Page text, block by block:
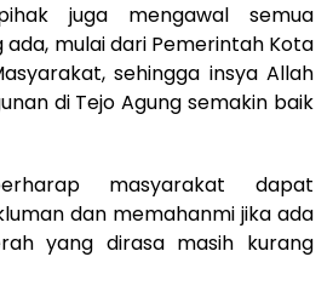
juga mengawal semua
mulai dari Pemerintah Kota
sehingga insya Allah
di Tejo Agung semakin baik
masyarakat dapat
dan memahanmi jika ada
yang dirasa masih kurang